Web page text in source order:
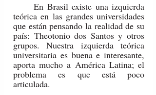
	En Brasil existe una izquierda
teórica en las grandes universidades
que están pensando la realidad de su
país: Theotonio dos Santos y otros
grupos. Nuestra izquierda teórica
universitaria es buena e interesante,
aporta mucho a América Latina; el
problema es que está poco
articulada.